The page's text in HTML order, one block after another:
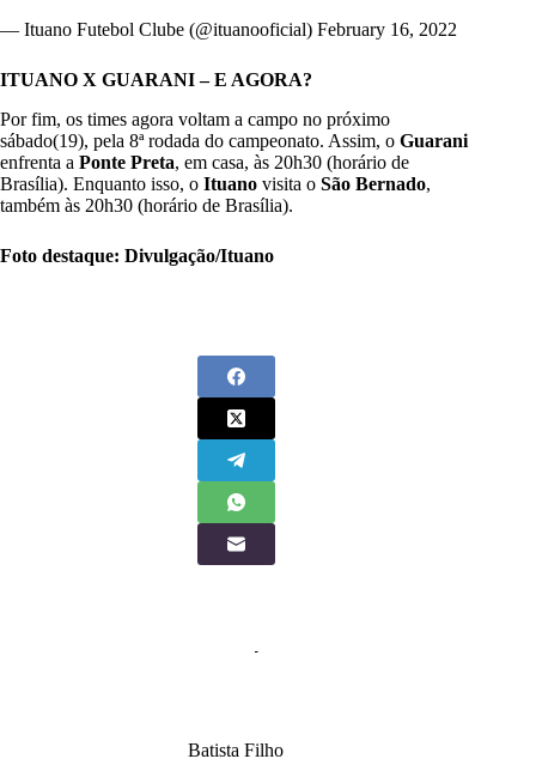
— Ituano Futebol Clube (@ituanooficial) February 16, 2022
ITUANO X GUARANI – E AGORA?
Por fim, os times agora voltam a campo no próximo
sábado(19), pela 8ª rodada do campeonato. Assim, o Guarani
enfrenta a Ponte Preta, em casa, às 20h30 (horário de
Brasília). Enquanto isso, o Ituano visita o São Bernado,
também às 20h30 (horário de Brasília).
Foto destaque: Divulgação/Ituano
Batista Filho